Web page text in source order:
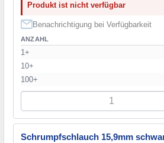
Produkt ist nicht verfügbar
Benachrichtigung bei Verfügbarkeit
ANZAHL
1+
10+
100+
Schrumpfschlauch 15,9mm